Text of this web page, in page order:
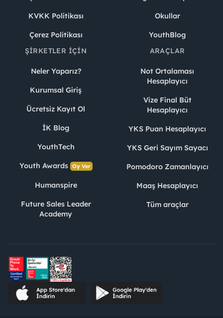
KVKK Politikası
Çerez Politikası
Okullar
YouthBlog
ŞIRKETLER İÇIN
Neler Yaparız?
Kurumsal Giriş
Ücretsiz Kayıt Ol
İK Blog
YouthTech
Youth Awards Oy Ver
Humanspire
Future Sales Leader
Academy
ARAÇLAR
Not Ortalaması
Hesaplayıcı
Vize Final Büt
Hesaplayıcı
YKS Puan Hesaplayıcı
YKS Geri Sayım Sayacı
Pomodoro Zamanlayıcı
Maaş Hesaplayıcı
Tüm araçlar